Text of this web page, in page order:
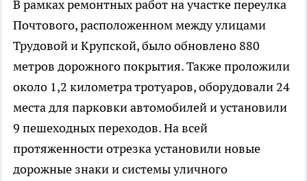
В рамках ремонтных работ на участке переулка
Почтового, расположенном между улицами
Трудовой и Крупской, было обновлено 880
метров дорожного покрытия. Также проложили
около 1,2 километра тротуаров, оборудовали 24
места для парковки автомобилей и установили
9 пешеходных переходов. На всей
протяженности отрезка установили новые
дорожные знаки и системы уличного